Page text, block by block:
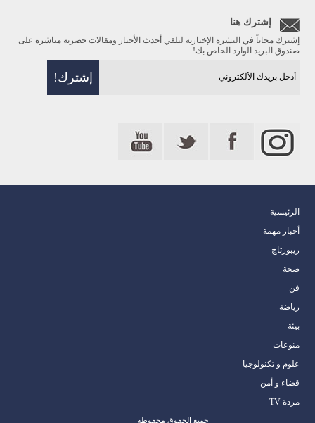
إشترك هنا
إشترك مجاناً في النشرة الإخبارية لتلقي أحدث الأخبار ومقالات حصرية مباشرة على
صندوق البريد الوارد الخاص بك!
الرئيسية
أخبار مهمة
ريبورتاج
صحة
فن
رياضة
بيئة
منوعات
علوم و تكنولوجيا
قضاء و أمن
مردة TV
جميع الحقوق محفوظة